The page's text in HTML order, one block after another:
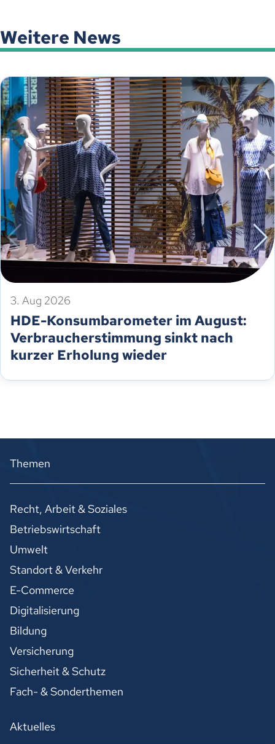
Weitere News
3. Aug 2026
HDE-Konsumbarometer im August:
Verbraucherstimmung sinkt nach
kurzer Erholung wieder
Themen
Recht, Arbeit & Soziales
Betriebswirtschaft
Umwelt
Standort & Verkehr
E-Commerce
Digitalisierung
Bildung
Versicherung
Sicherheit & Schutz
Fach- & Sonderthemen
Aktuelles